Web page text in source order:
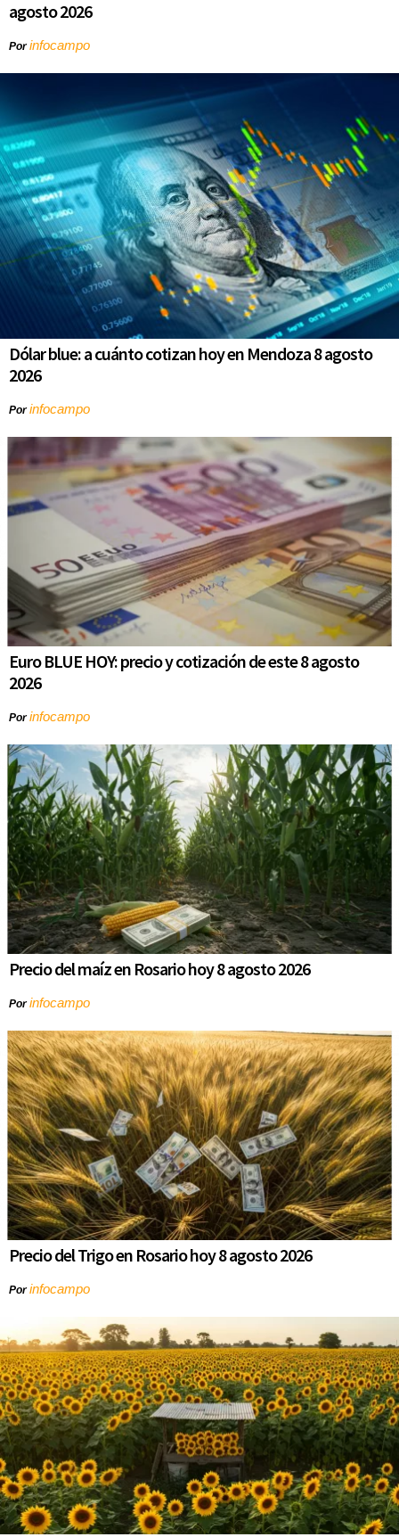
agosto 2026
Porinfocampo
Dólar blue: a cuánto cotizan hoy en Mendoza 8 agosto
2026
Porinfocampo
Euro BLUE HOY: precio y cotización de este 8 agosto
2026
Porinfocampo
Precio del maíz en Rosario hoy 8 agosto 2026
Porinfocampo
Precio del Trigo en Rosario hoy 8 agosto 2026
Porinfocampo